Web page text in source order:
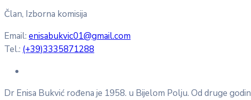
Član, Izborna komisija
Email: enisabukvic01@gmail.com
Tel.: (+39)3335871288
Dr Enisa Bukvić rođena je 1958. u Bijelom Polju. Od druge